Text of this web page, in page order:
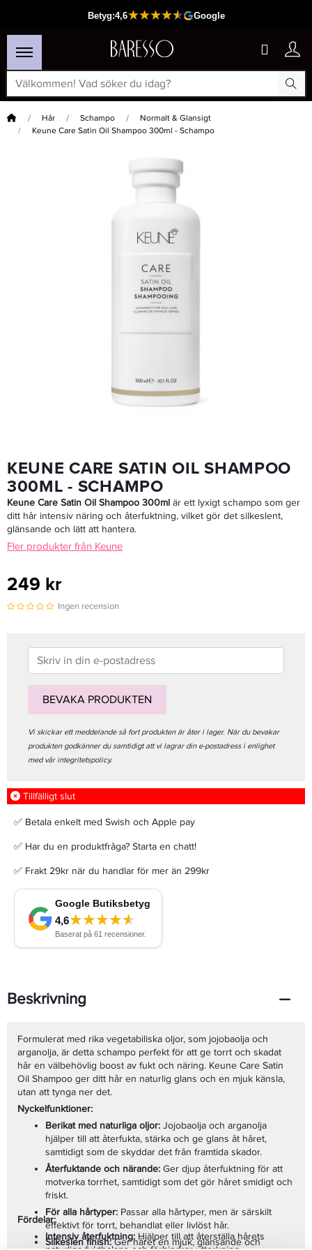
Hem Hår Schampo
Normalt & Glansigt
Keune Care Satin Oil Shampoo 300ml - Schampo
LÄGG I VARUKORGEN
KEUNE CARE SATIN OIL SHAMPOO
300ML - SCHAMPO
Keune Care Satin Oil Shampoo 300ml är ett lyxigt schampo som ger
ditt hår intensiv näring och återfuktning, vilket gör det silkeslent,
glänsande och lätt att hantera.
Fler produkter från Keune
249 kr
Ingen recension
BEVAKA PRODUKTEN
Vi skickar ett meddelande så fort produkten är åter i lager. När du bevakar
produkten godkänner du samtidigt att vi lagrar din e-postadress i enlighet
med vår integritetspolicy.
Tillfälligt slut
✅ Betala enkelt med Swish och Apple pay
✅ Har du en produktfråga? Starta en chatt!
✅ Frakt 29kr när du handlar för mer än 299kr
Beskrivning
Formulerat med rika vegetabiliska oljor, som jojobaolja och
arganolja, är detta schampo perfekt för att ge torrt och skadat
hår en välbehövlig boost av fukt och näring. Keune Care Satin
Oil Shampoo ger ditt hår en naturlig glans och en mjuk känsla,
utan att tynga ner det.
Nyckelfunktioner:
Berikat med naturliga oljor: Jojobaolja och arganolja
hjälper till att återfukta, stärka och ge glans åt håret,
samtidigt som de skyddar det från framtida skador.
Återfuktande och närande: Ger djup återfuktning för att
motverka torrhet, samtidigt som det gör håret smidigt och
friskt.
För alla hårtyper: Passar alla hårtyper, men är särskilt
effektivt för torrt, behandlat eller livlöst hår.
Silkeslen finish:Ger håret en mjuk, glänsande och
Fördelar:
Intensiv återfuktning: Hjälper till att återställa hårets